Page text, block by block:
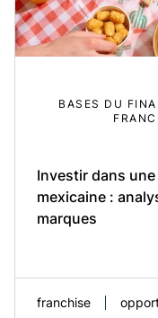
les plus
tant
parcours
BASES DU
Investir dans
mexicaine :
marques
franchise